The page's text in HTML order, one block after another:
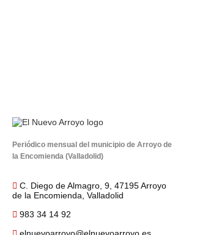
Periódico mensual del municipio de Arroyo de
la Encomienda (Valladolid)
C. Diego de Almagro, 9, 47195 Arroyo
de la Encomienda, Valladolid
983 34 14 92